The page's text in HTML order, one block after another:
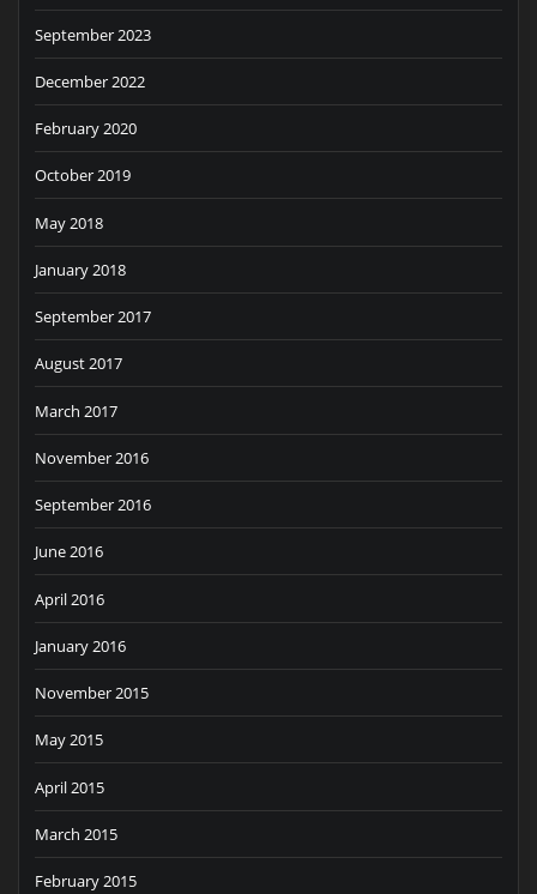
September 2023
December 2022
February 2020
October 2019
May 2018
January 2018
September 2017
August 2017
March 2017
November 2016
September 2016
June 2016
April 2016
January 2016
November 2015
May 2015
April 2015
March 2015
February 2015